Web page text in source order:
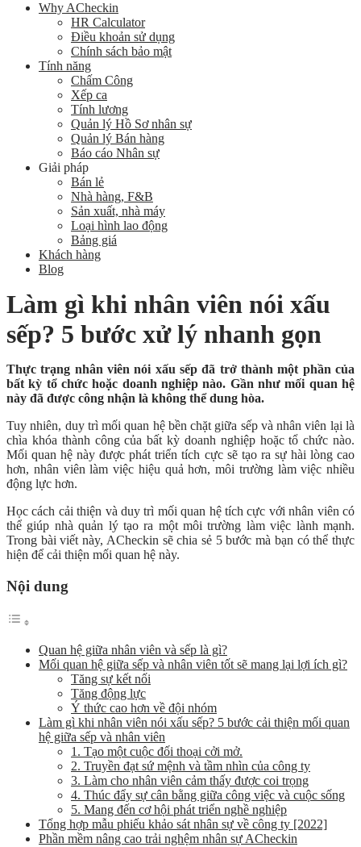
Why ACheckin
HR Calculator
Điều khoản sử dụng
Chính sách bảo mật
Tính năng
Chấm Công
Xếp ca
Tính lương
Quản lý Hồ Sơ nhân sự
Quản lý Bán hàng
Báo cáo Nhân sự
Giải pháp
Bán lẻ
Nhà hàng, F&B
Sản xuất, nhà máy
Loại hình lao động
Bảng giá
Khách hàng
Blog
Làm gì khi nhân viên nói xấu
sếp? 5 bước xử lý nhanh gọn
Thực trạng nhân viên nói xấu sếp đã trở thành một phần của
bất kỳ tổ chức hoặc doanh nghiệp nào. Gần như mối quan hệ
này đã được công nhận là không thể dung hòa.
Tuy nhiên, duy trì mối quan hệ bền chặt giữa sếp và nhân viên lại là
chìa khóa thành công của bất kỳ doanh nghiệp hoặc tổ chức nào.
Mối quan hệ này được phát triển tích cực sẽ tạo ra sự hài lòng cao
hơn, nhân viên làm việc hiệu quả hơn, môi trường làm việc nhiều
động lực hơn.
Học cách cải thiện và duy trì mối quan hệ tích cực với nhân viên có
thể giúp nhà quản lý tạo ra một môi trường làm việc lành mạnh.
Trong bài viết này, ACheckin sẽ chia sẻ 5 bước mà bạn có thể thực
hiện để cải thiện mối quan hệ này.
Nội dung
Quan hệ giữa nhân viên và sếp là gì?
Mối quan hệ giữa sếp và nhân viên tốt sẽ mang lại lợi ích gì?
Tăng sự kết nối
Tăng động lực
Ý thức cao hơn về đội nhóm
Làm gì khi nhân viên nói xấu sếp? 5 bước cải thiện mối quan
hệ giữa sếp và nhân viên
1. Tạo một cuộc đối thoại cởi mở.
2. Truyền đạt sứ mệnh và tầm nhìn của công ty
3. Làm cho nhân viên cảm thấy được coi trọng
4. Thúc đẩy sự cân bằng giữa công việc và cuộc sống
5. Mang đến cơ hội phát triển nghề nghiệp
Tổng hợp mẫu phiếu khảo sát nhân sự về công ty [2022]
Phần mềm nâng cao trải nghệm nhân sự ACheckin